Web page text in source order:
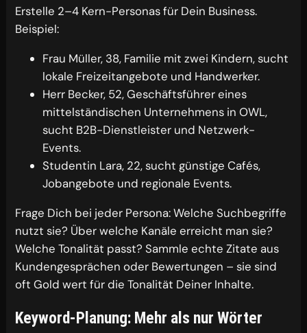
Erstelle 2–4 Kern-Personas für Dein Business.
Beispiel:
Frau Müller, 38, Familie mit zwei Kindern, sucht
lokale Freizeitangebote und Handwerker.
Herr Becker, 52, Geschäftsführer eines
mittelständischen Unternehmens in OWL,
sucht B2B-Dienstleister und Netzwerk-
Events.
Studentin Lara, 22, sucht günstige Cafés,
Jobangebote und regionale Events.
Frage Dich bei jeder Persona: Welche Suchbegriffe
nutzt sie? Über welche Kanäle erreicht man sie?
Welche Tonalität passt? Sammle echte Zitate aus
Kundengesprächen oder Bewertungen – sie sind
oft Gold wert für die Tonalität Deiner Inhalte.
Keyword-Planung: Mehr als nur Wörter